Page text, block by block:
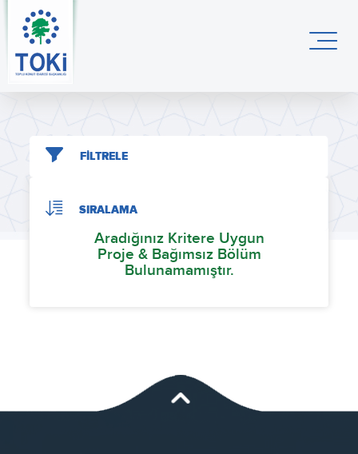
FİLTRELE
SIRALAMA
Aradığınız Kritere Uygun
Proje & Bağımsız Bölüm
Bulunamamıştır.